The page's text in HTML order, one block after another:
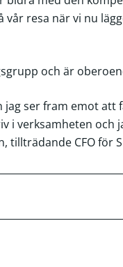
resa när vi nu
och är
ser fram emot
i verksamheten och
tillträdande CFO för